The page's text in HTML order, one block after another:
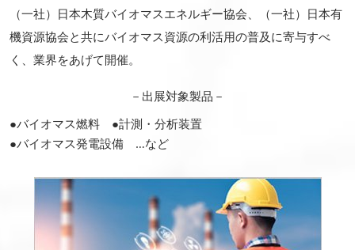
（一社）日本木質バイオマスエネルギー協会、（一社）日本有
機資源協会と共にバイオマス資源の利活用の普及に寄与すべ
く、業界をあげて開催。
－出展対象製品－
●バイオマス燃料 ●計測・分析装置
●バイオマス発電設備 …など